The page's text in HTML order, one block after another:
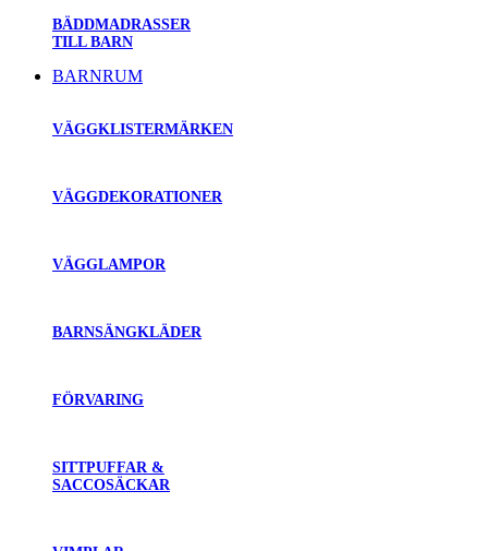
BÄDDMADRASSER
TILL BARN
BARNRUM
VÄGGKLISTERMÄRKEN
VÄGGDEKORATIONER
VÄGGLAMPOR
BARNSÄNGKLÄDER
FÖRVARING
SITTPUFFAR &
SACCOSÄCKAR